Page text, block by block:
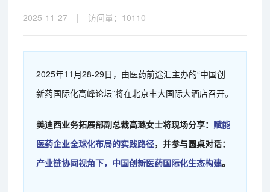
2025-11-27 | 访问量： 10110
2025年11月28-29日，由医药前途汇主办的“中国创
新药国际化高峰论坛”将在北京丰大国际大酒店召开。
美迪西业务拓展部副总裁高璐女士将现场分享： 赋能
医药企业全球化布局的实践路径，并参与圆桌对话：
产业链协同视角下，中国创新医药国际化生态构建。